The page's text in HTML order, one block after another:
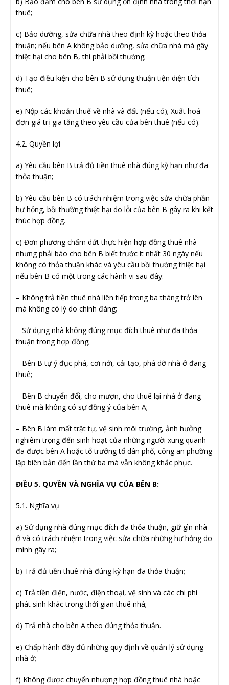
thuê;
c) Bảo dưỡng, sửa chữa nhà theo định kỳ hoặc theo thỏa
thuận; nếu bên A không bảo dưỡng, sửa chữa nhà mà gây
thiệt hại cho bên B, thì phải bồi thường;
d) Tạo điều kiện cho bên B sử dụng thuận tiện diện tích
thuê;
e) Nộp các khoản thuế về nhà và đất (nếu có); Xuất hoá
đơn giá trị gia tăng theo yêu cầu của bên thuê (nếu có).
4.2. Quyền lợi
a) Yêu cầu bên B trả đủ tiền thuê nhà đúng kỳ hạn như đã
thỏa thuận;
b) Yêu cầu bên B có trách nhiệm trong việc sửa chữa phần
hư hỏng, bồi thường thiệt hại do lỗi của bên B gây ra khi kết
thúc hợp đồng.
c) Đơn phương chấm dứt thực hiện hợp đồng thuê nhà
nhưng phải báo cho bên B biết trước ít nhất 30 ngày nếu
không có thỏa thuận khác và yêu cầu bồi thường thiệt hại
nếu bên B có một trong các hành vi sau đây:
– Không trả tiền thuê nhà liên tiếp trong ba tháng trở lên
mà không có lý do chính đáng;
– Sử dụng nhà không đúng mục đích thuê như đã thỏa
thuận trong hợp đồng;
– Bên B tự ý đục phá, cơi nới, cải tạo, phá dỡ nhà ở đang
thuê;
– Bên B chuyển đổi, cho mượn, cho thuê lại nhà ở đang
thuê mà không có sự đồng ý của bên A;
– Bên B làm mất trật tự, vệ sinh môi trường, ảnh hưởng
nghiêm trọng đến sinh hoạt của những người xung quanh
đã được bên A hoặc tổ trưởng tổ dân phố, công an phường
lập biên bản đến lần thứ ba mà vẫn không khắc phục.
ĐIỀU 5. QUYỀN VÀ NGHĨA VỤ CỦA BÊN B:
5.1. Nghĩa vụ
a) Sử dụng nhà đúng mục đích đã thỏa thuận, giữ gìn nhà
ở và có trách nhiệm trong việc sửa chữa những hư hỏng do
mình gây ra;
b) Trả đủ tiền thuê nhà đúng kỳ hạn đã thỏa thuận;
c) Trả tiền điện, nước, điện thoại, vệ sinh và các chi phí
phát sinh khác trong thời gian thuê nhà;
d) Trả nhà cho bên A theo đúng thỏa thuận.
e) Chấp hành đầy đủ những quy định về quản lý sử dụng
nhà ở;
f) Không được chuyển nhượng hợp đồng thuê nhà hoặc